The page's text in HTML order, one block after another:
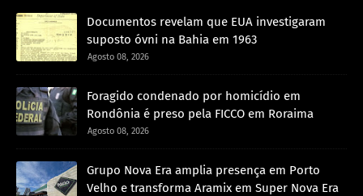
Documentos revelam que EUA investigaram
suposto óvni na Bahia em 1963
Agosto 08, 2026
Foragido condenado por homicídio em
Rondônia é preso pela FICCO em Roraima
Agosto 08, 2026
Grupo Nova Era amplia presença em Porto
Velho e transforma Aramix em Super Nova Era